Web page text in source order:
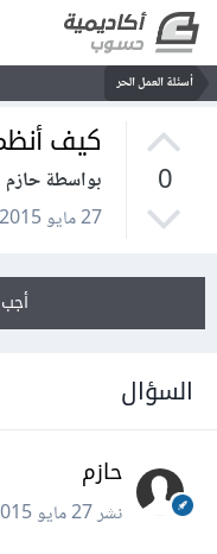
أسئلة العمل الحر
0
كيف
بواسطة حازم
27 مايو 2015
السؤال
حازم
نشر27 مايو 2015